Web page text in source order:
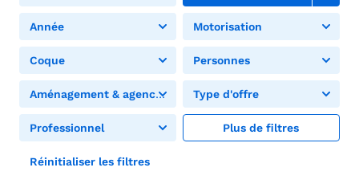
Année Motorisation
Coque Personnes
Aménagement & agencement Type d'offre
Professionnel Plus de filtres
Réinitialiser les filtres